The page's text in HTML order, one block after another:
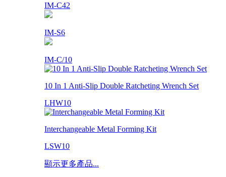
IM-C42
IM-S6
IM-C/10
10 In 1 Anti-Slip Double Ratcheting Wrench Set
LHW10
Interchangeable Metal Forming Kit
LSW10
顯示更多產品...